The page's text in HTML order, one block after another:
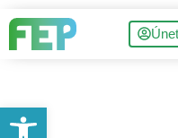
Abrir barra de herramientas